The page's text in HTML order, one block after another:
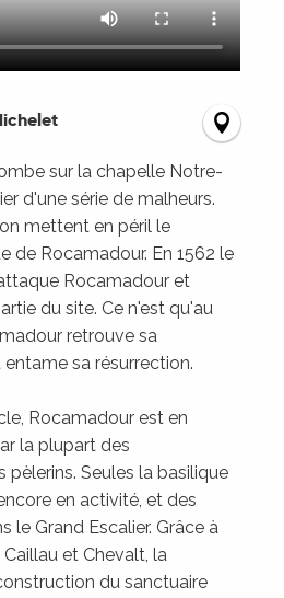
sur la chapelle Notre-
d'une série de malheurs.
mettent en péril le
de Rocamadour. En 1562 le
Rocamadour et
du site. Ce n'est qu'au
retrouve sa
sa résurrection.
Rocamadour est en
la plupart des
Seules la basilique
en activité, et des
le Grand Escalier. Grâce à
et Chevalt, la
du sanctuaire